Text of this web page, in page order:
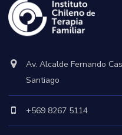
Av. Alcalde Fernando
Santiago
+569 8267 5114